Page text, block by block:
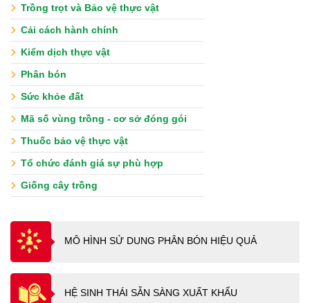
Trồng trọt và Bảo vệ thực vật
Cải cách hành chính
Kiểm dịch thực vật
Phân bón
Sức khỏe đất
Mã số vùng trồng - cơ sở đóng gói
Thuốc bảo vệ thực vật
Tổ chức đánh giá sự phù hợp
Giống cây trồng
MÔ HÌNH SỬ DUNG PHÂN BÓN HIỆU QUẢ
HỆ SINH THÁI SẴN SÀNG XUẤT KHẨU